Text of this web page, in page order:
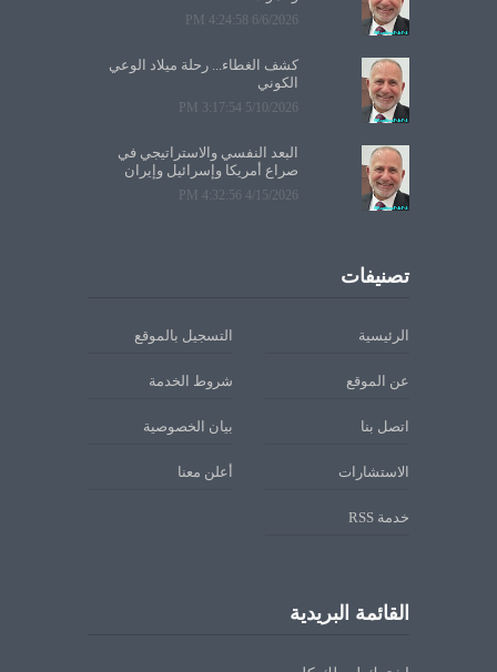
6/6/2026 4:24:58 PM
كشف الغطاء... رحلة ميلاد الوعي
الكوني
5/10/2026 3:17:54 PM
البعد النفسي والاستراتيجي في
صراع أمريكا وإسرائيل وإيران
4/15/2026 4:32:56 PM
تصنيفات
الرئيسية التسجيل بالموقع
عن الموقع شروط الخدمة
اتصل بنا بيان الخصوصية
الاستشارات أعلن معنا
خدمة RSS
القائمة البريدية